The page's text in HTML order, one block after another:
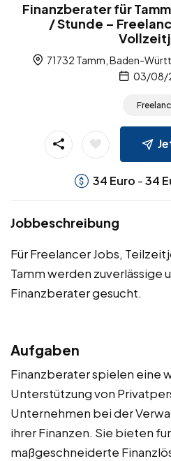
Finanzberater für
/ Stunde –
71732 Tamm, Baden-
03/08/
34 Euro -34
Jobbeschreibung
Für Freelancer Jobs,
Tamm werden zuverlässige
Finanzberater gesucht.
Aufgaben
Finanzberater spielen eine
Unterstützung von
Unternehmen bei der
ihrer Finanzen. Sie bieten
maßgeschneiderte